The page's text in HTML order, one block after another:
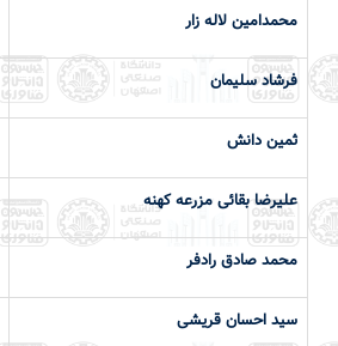
محمدامین لاله زار
فرشاد سلیمان
ثمین دانش
علیرضا بقائی مزرعه کهنه
محمد صادق رادفر
سید احسان قریشی